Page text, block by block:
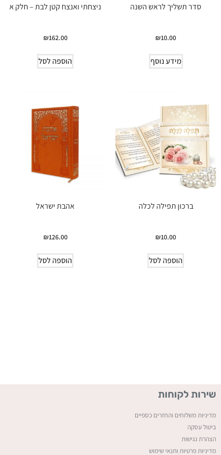
סדר תשליך לראש השנה
₪10.00
מידע נוסף
ניצחתי ואנצח קטן לבת – חלק א
₪162.00
הוספה לסל
ברכון תפילה לכלה
₪10.00
הוספה לסל
אהבת ישראל
₪126.00
הוספה לסל
שירות לקוחות
מדיניות משלוחים והחזרים כספיים
ביטול עסקה
הצהרת נגישות
מדיניות פרטיות ותנאי שימוש